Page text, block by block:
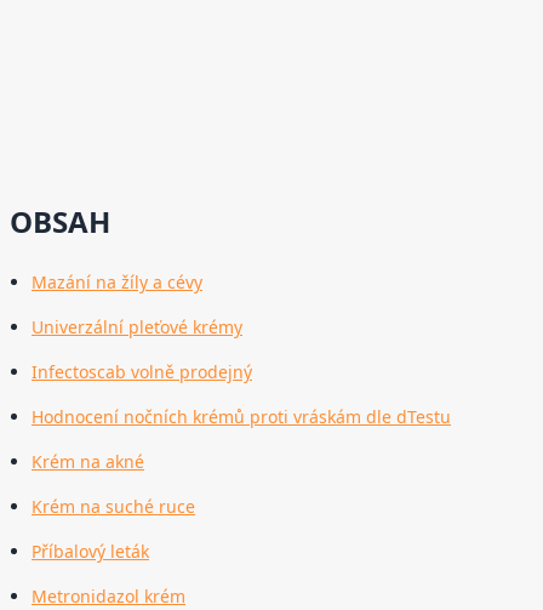
OBSAH
Mazání na žíly a cévy
Univerzální pleťové krémy
Infectoscab volně prodejný
Hodnocení nočních krémů proti vráskám dle dTestu
Krém na akné
Krém na suché ruce
Příbalový leták
Metronidazol krém